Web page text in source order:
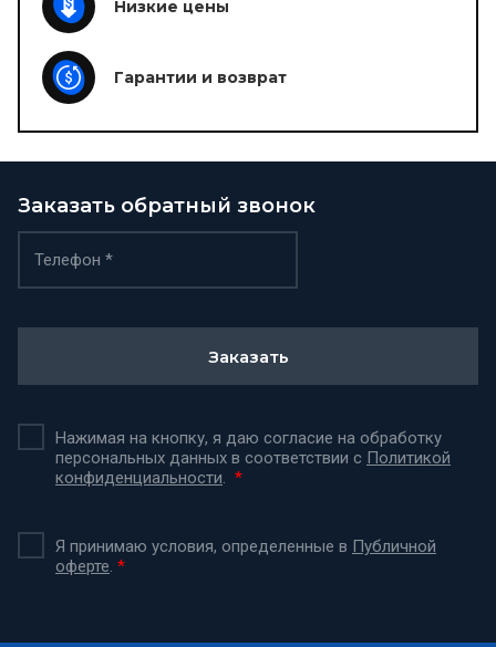
Низкие цены
Гарантии и возврат
Заказать обратный звонок
Нажимая на кнопку, я даю согласие на обработку
персональных данных в соответствии с Политикой
конфиденциальности. *
Я принимаю условия, определенные в Публичной
оферте. *
Заказать